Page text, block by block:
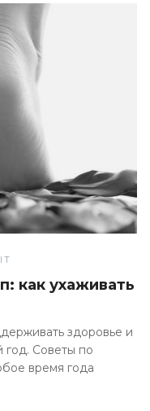
как ухаживать
здоровье и
год. Советы по
время года